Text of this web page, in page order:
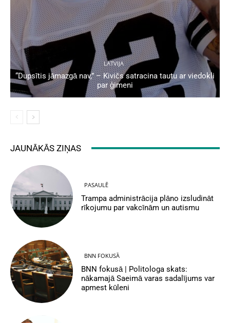
LATVIJA
“Dupsītis jāmazgā nav,” – Kivičs satracina tautu ar viedokli
par ģimeni
JAUNĀKĀS ZIŅAS
PASAULĒ
Trampa administrācija plāno izsludināt
rīkojumu par vakcīnām un autismu
BNN FOKUSĀ
BNN fokusā | Politologa skats:
nākamajā Saeimā varas sadalījums var
apmest kūleni